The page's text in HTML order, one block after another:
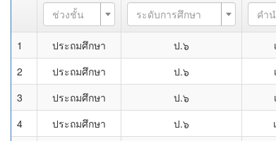
ช่วงชั้น ระดับการศึกษา คำ
1 ประถมศึกษา ป.๖
2
ประถมศึกษา ป.๖
3
ประถมศึกษา ป.๖
4
ประถมศึกษา ป.๖